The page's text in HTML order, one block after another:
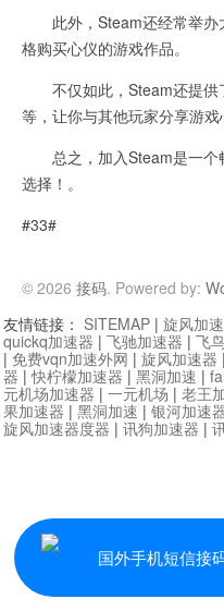
此外，Steam还经常举办
格购买心仪的游戏作品。
不仅如此，Steam还提供
等，让你与其他玩家分享游戏
总之，加入Steam是一个
选择！。
#33#
© 2026 接码. Powered by:
国外手机短信接
友情链接： SITEMAP | 旋风加
quickq加速器 | 飞驰加速器 | 飞
| 免费vqn加速外网 | 旋风加速器
器 |快柠檬加速器 | 黑洞加速 |
元机场加速器 | 一元机场 | 老王
果加速器 | 黑洞加速 | 银河加速
旋风加速器度器 | 讯狗加速器 |